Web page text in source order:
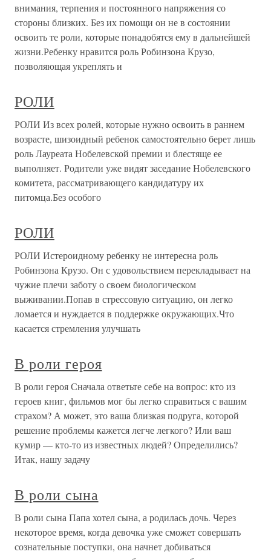
внимания, терпения и постоянного напряжения со
стороны близких. Без их помощи он не в состоянии
освоить те роли, которые понадобятся ему в дальнейшей
жизни.Ребенку нравится роль Робинзона Крузо,
позволяющая укреплять и
РОЛИ
РОЛИ Из всех ролей, которые нужно освоить в раннем
возрасте, шизоидный ребенок самостоятельно берет лишь
роль Лауреата Нобелевской премии и блестяще ее
выполняет. Родители уже видят заседание Нобелевского
комитета, рассматривающего кандидатуру их
питомца.Без особого
РОЛИ
РОЛИ Истероидному ребенку не интересна роль
Робинзона Крузо. Он с удовольствием перекладывает на
чужие плечи заботу о своем биологическом
выживании.Попав в стрессовую ситуацию, он легко
ломается и нуждается в поддержке окружающих.Что
касается стремления улучшать
В роли героя
В роли героя Сначала ответьте себе на вопрос: кто из
героев книг, фильмов мог бы легко справиться с вашим
страхом? А может, это ваша близкая подруга, которой
решение проблемы кажется легче легкого? Или ваш
кумир — кто-то из известных людей? Определились?
Итак, нашу задачу
В роли сына
В роли сына Папа хотел сына, а родилась дочь. Через
некоторое время, когда девочка уже сможет совершать
сознательные поступки, она начнет добиваться